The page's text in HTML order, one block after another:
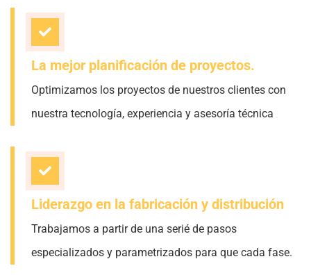
La mejor planificación de proyectos.
Optimizamos los proyectos de nuestros clientes con
nuestra tecnología, experiencia y asesoría técnica
Liderazgo en la fabricación y distribución
Trabajamos a partir de una serié de pasos
especializados y parametrizados para que cada fase.